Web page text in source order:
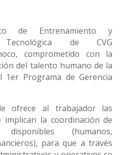
de Entrenamiento y
Tecnológica de CVG
comprometido con la
del talento humano de la
1er Programa de Gerencia
ofrece al trabajador las
implican la coordinación de
(humanos,
para que a través